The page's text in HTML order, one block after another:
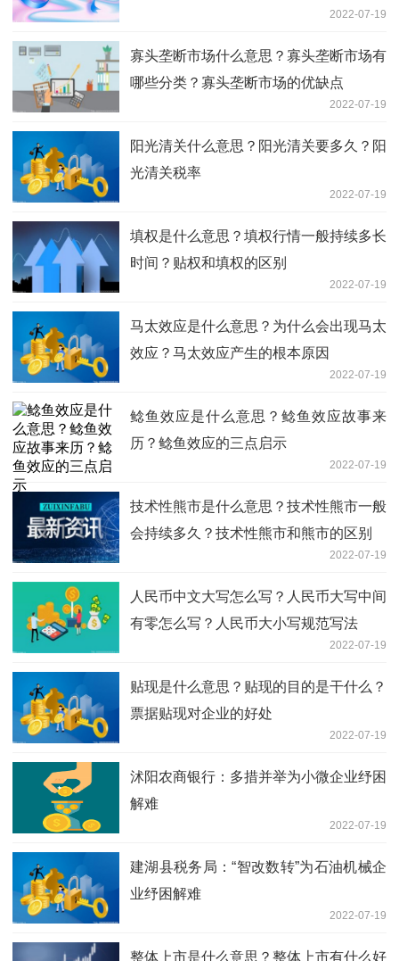
2022-07-19
寡头垄断市场什么意思？寡头垄断市场有
哪些分类？寡头垄断市场的优缺点
2022-07-19
阳光清关什么意思？阳光清关要多久？阳
光清关税率
2022-07-19
填权是什么意思？填权行情一般持续多长
时间？贴权和填权的区别
2022-07-19
马太效应是什么意思？为什么会出现马太
效应？马太效应产生的根本原因
2022-07-19
鲶鱼效应是什么意思？鲶鱼效应故事来
历？鲶鱼效应的三点启示
2022-07-19
技术性熊市是什么意思？技术性熊市一般
会持续多久？技术性熊市和熊市的区别
2022-07-19
人民币中文大写怎么写？人民币大写中间
有零怎么写？人民币大小写规范写法
2022-07-19
贴现是什么意思？贴现的目的是干什么？
票据贴现对企业的好处
2022-07-19
沭阳农商银行：多措并举为小微企业纾困
解难
2022-07-19
建湖县税务局：“智改数转”为石油机械企
业纾困解难
2022-07-19
整体上市是什么意思？整体上市有什么好